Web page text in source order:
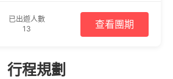
已出遊人數
13
查看團期
行程規劃